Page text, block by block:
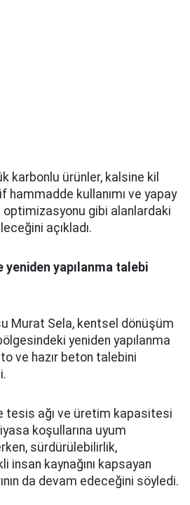
karbonlu ürünler, kalsine kil
kullanımı ve yapay
gibi alanlardaki
açıkladı.
yapılanma talebi
Murat Sela, kentsel dönüşüm
yeniden yapılanma
ve hazır beton talebini
tesis ağı ve üretim kapasitesi
koşullarına uyum
sürdürülebilirlik,
insan kaynağını kapsayan
da devam edeceğini söyledi.